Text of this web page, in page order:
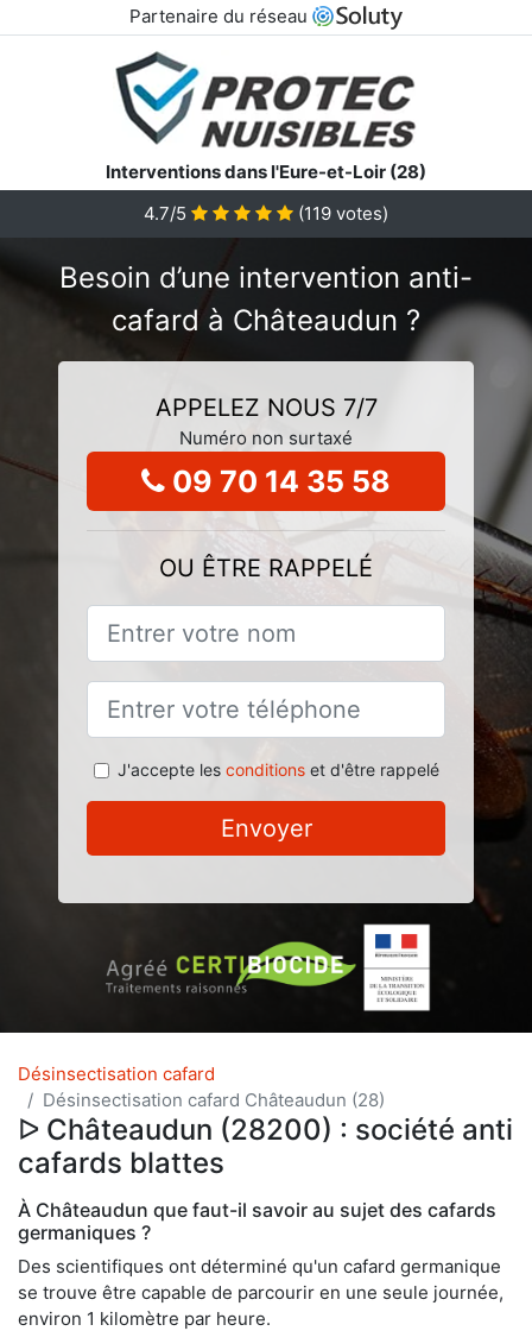
Partenaire du réseau
Interventions dans l'Eure-et-Loir (28)
4.7/5
(119 votes)
Besoin d’une intervention anti-
cafard à Châteaudun ?
APPELEZ NOUS 7/7
Numéro non surtaxé
09 70 14 35 58
OU ÊTRE RAPPELÉ
J'accepte les conditionset d'être rappelé
Envoyer
Désinsectisation cafard
Désinsectisation cafard Châteaudun (28)
ᐅ Châteaudun (28200) : société anti
cafards blattes
À Châteaudun que faut-il savoir au sujet des cafards
germaniques ?
Des scientifiques ont déterminé qu'un cafard germanique
se trouve être capable de parcourir en une seule journée,
environ 1 kilomètre par heure.